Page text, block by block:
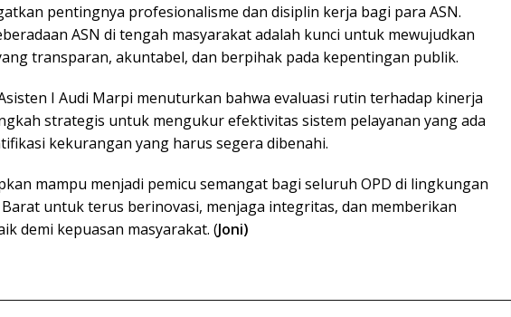
pentingnya profesionalisme dan disiplin kerja bagi para ASN.
ASN di tengah masyarakat adalah kunci untuk mewujudkan
transparan, akuntabel, dan berpihak pada kepentingan publik.
I Audi Marpi menuturkan bahwa evaluasi rutin terhadap kinerja
strategis untuk mengukur efektivitas sistem pelayanan yang ada
kekurangan yang harus segera dibenahi.
mampu menjadi pemicu semangat bagi seluruh OPD di lingkungan
Barat untuk terus berinovasi, menjaga integritas, dan memberikan
demi kepuasan masyarakat. (Joni)